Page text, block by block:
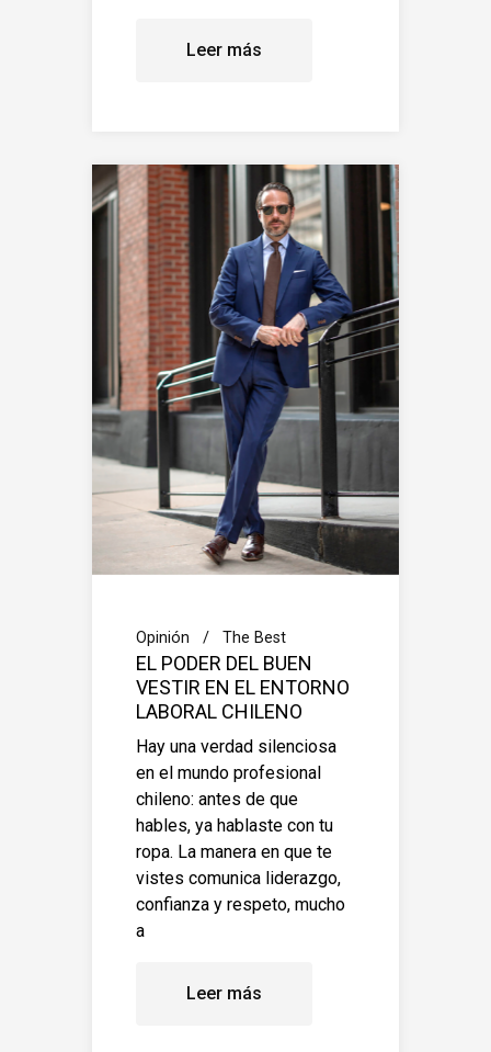
Leer más
Opinión The Best
EL PODER DEL BUEN
VESTIR EN EL ENTORNO
LABORAL CHILENO
Hay una verdad silenciosa
en el mundo profesional
chileno: antes de que
hables, ya hablaste con tu
ropa. La manera en que te
vistes comunica liderazgo,
confianza y respeto, mucho
a
Leer más